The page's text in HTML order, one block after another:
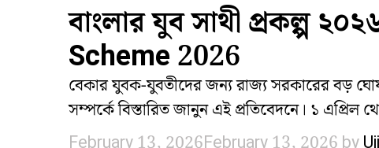
বাংলার যুব সাথী প্রকল্প
Scheme 2026
বেকার যুবক-যুবতীদের জন্য রাজ্য সরকারের বড়
সম্পর্কে বিস্তারিত জানুন এই প্রতিবেদনে। ১ এপ্রিল